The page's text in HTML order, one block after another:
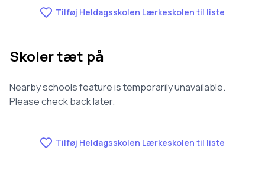
Tilføj Heldagsskolen Lærkeskolen til liste
Skoler tæt på
Nearby schools feature is temporarily unavailable.
Please check back later.
Tilføj Heldagsskolen Lærkeskolen til liste